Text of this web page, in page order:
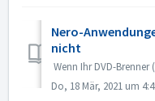
Nero-
nicht
Do, 18 Mär, 2021 um